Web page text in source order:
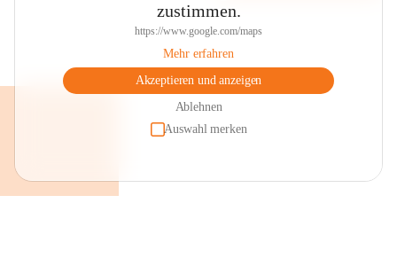
zustimmen.
https://www.google.com/maps
Mehr erfahren
Akzeptieren und anzeigen
Ablehnen
Auswahl merken